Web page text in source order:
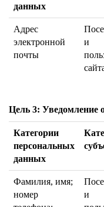
данных
Адрес
электронной
почты
и
Цель 3: Уведомление
Категории
персональных
данных
Фамилия, имя;
номер
и